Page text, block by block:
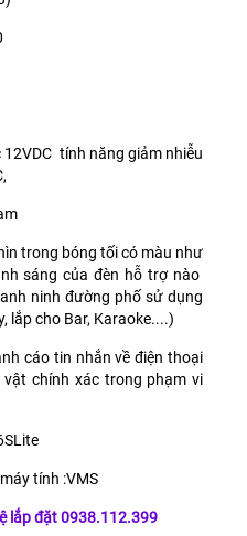
12VDC tính năng giảm nhiễu
trong bóng tối có màu như
sáng của đèn hỗ trợ nào
ninh đường phố sử dụng
lắp cho Bar, Karaoke....)
cáo tin nhắn về điện thoại
chính xác trong phạm vi
tính :VMS
lắp đặt 0938.112.399